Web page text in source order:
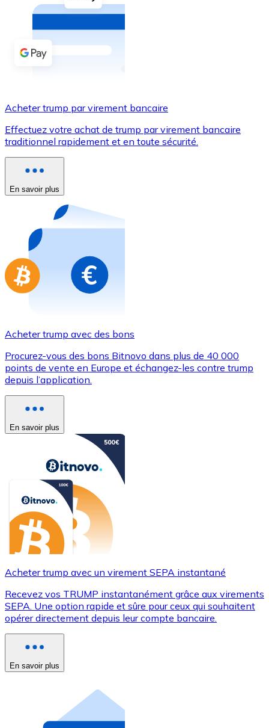
Acheter avec espèces
Virement SEPA
Ajoutez des fonds à votre compte Bitnovo ou
Utilisez les cartes Visa et Mastercard pour acheter
Acheter avec carte
Boutique - Cartes
Achetez des cartes-cadeaux de vos marques
Aller à la boutique de cartes-cadeaux
Acheter trump par virement bancaire
Effectuez votre achat de trump par virement bancaire
traditionnel rapidement et en toute sécurité.
En savoir plus
Acheter trump avec des bons
Procurez-vous des bons Bitnovo dans plus de 40 000
points de vente en Europe et échangez-les contre trump
depuis l’application.
En savoir plus
Acheter trump avec un virement SEPA instantané
Recevez vos TRUMP instantanément grâce aux virements
SEPA. Une option rapide et sûre pour ceux qui souhaitent
opérer directement depuis leur compte bancaire.
En savoir plus